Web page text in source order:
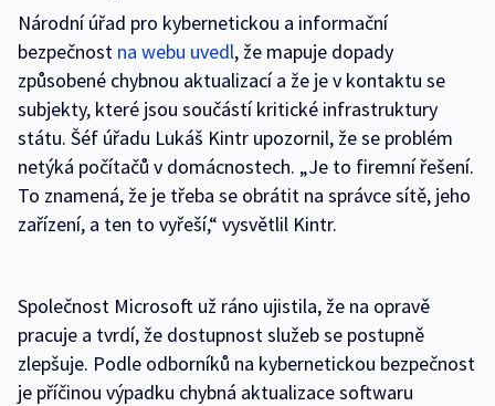
Národní úřad pro kybernetickou a informační
bezpečnost na webu uvedl, že mapuje dopady
způsobené chybnou aktualizací a že je v kontaktu se
subjekty, které jsou součástí kritické infrastruktury
státu. Šéf úřadu Lukáš Kintr upozornil, že se problém
netýká počítačů v domácnostech. „Je to firemní řešení.
To znamená, že je třeba se obrátit na správce sítě, jeho
zařízení, a ten to vyřeší,“ vysvětlil Kintr.
Společnost Microsoft už ráno ujistila, že na opravě
pracuje a tvrdí, že dostupnost služeb se postupně
zlepšuje. Podle odborníků na kybernetickou bezpečnost
je příčinou výpadku chybná aktualizace softwaru